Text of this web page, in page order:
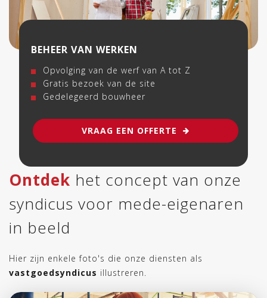
BEHEER VAN WERKEN
Opvolging van de werf van A tot Z
Gratis bezoek van de site
Gedelegeerd bouwheer
VRAAG EEN OFFERTE
Ontdek het ​​concept van onze
syndicus voor mede-eigenaren
in beeld
Hier zijn enkele foto's die onze diensten als
vastgoedsyndicus illustreren.